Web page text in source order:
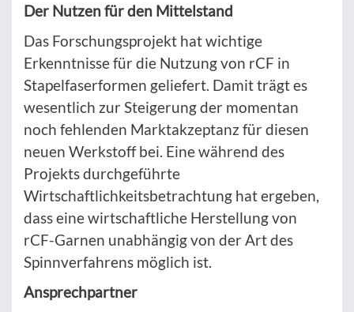
Der Nutzen für den Mittelstand
Das Forschungsprojekt hat wichtige
Erkenntnisse für die Nutzung von rCF in
Stapelfaserformen geliefert. Damit trägt es
wesentlich zur Steigerung der momentan
noch fehlenden Marktakzeptanz für diesen
neuen Werkstoff bei. Eine während des
Projekts durchgeführte
Wirtschaftlichkeitsbetrachtung hat ergeben,
dass eine wirtschaftliche Herstellung von
rCF-Garnen unabhängig von der Art des
Spinnverfahrens möglich ist.
Ansprechpartner